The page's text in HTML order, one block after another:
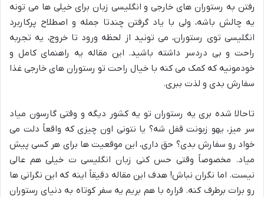
رفتن به رستوران های خارجی و انگلیسی زبان برای خیلی ها می تونه
یه چالش باشه، ولی با یاد گرفتن چندتا جمله و اصطلاح پرکاربرد
انگلیسی توی رستوران، می تونید از لحظه ورود تا خروج، یه تجربه
راحت و بی دردسر داشته باشید. این مقاله یه راهنمای کامل و
خودمونیه که کمک می کنه با خیال راحت تو رستوران های خارجی غذا
سفارش بدی و لذت ببری.
تاحالا شده بری یه رستوران تو یه کشور دیگه و وقتی گارسون میاد
سر میز، یهو زبونت قفل شه؟ یا نتونی اون چیزی که واقعاً دلت می
خواد رو سفارش بدی؟ حق داری، این موقعیت ها برای هر کسی پیش
میاد. مخصوصاً وقتی حس کنی زبان انگلیسی ت خیلی هم عالی
نیست. اما نگران نباش! هدف این مقاله دقیقاً اینه که این نگرانی ها
رو برات برطرف کنه. قراره با هم بریم یه سفر کوتاه به دنیای رستوران